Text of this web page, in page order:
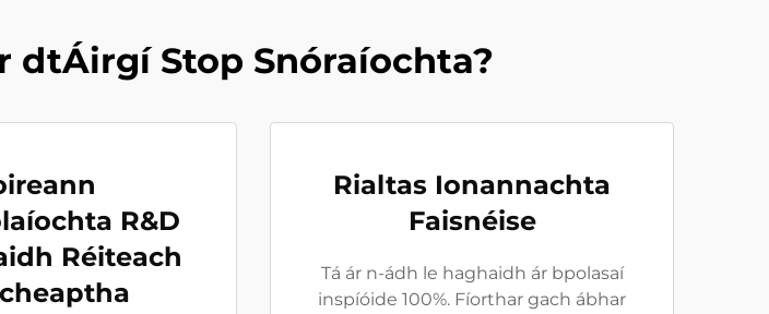
dtÁirgí Stop Snóraíochta?
R&D
Réiteach
Rialtas Ionannachta
Faisnéise
Tá ár n-ádh le haghaidh ár bpolasaí
inspíóide 100%. Fíorthar gach ábhar